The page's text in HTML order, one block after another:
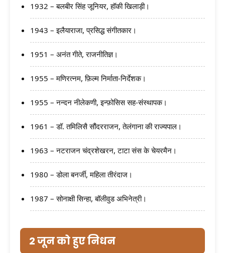
1932 – बलबीर सिंह जूनियर, हॉकी खिलाड़ी।
1943 – इलैयाराजा, प्रसिद्ध संगीतकार।
1951 – अनंत गीते, राजनीतिज्ञ।
1955 – मणिरत्नम, फ़िल्म निर्माता-निर्देशक।
1955 – नन्दन नीलेकणी, इन्फ़ोसिस सह-संस्थापक।
1961 – डॉ. तमिलिसै सौंदरराजन, तेलंगाना की राज्यपाल।
1963 – नटराजन चंद्रशेखरन, टाटा संस के चेयरमैन।
1980 – डोला बनर्जी, महिला तीरंदाज।
1987 – सोनाक्षी सिन्हा, बॉलीवुड अभिनेत्री।
2 जून को हुए निधन